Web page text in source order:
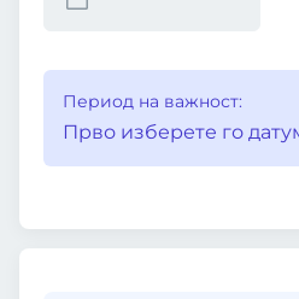
Период на важност:
Прво изберете го